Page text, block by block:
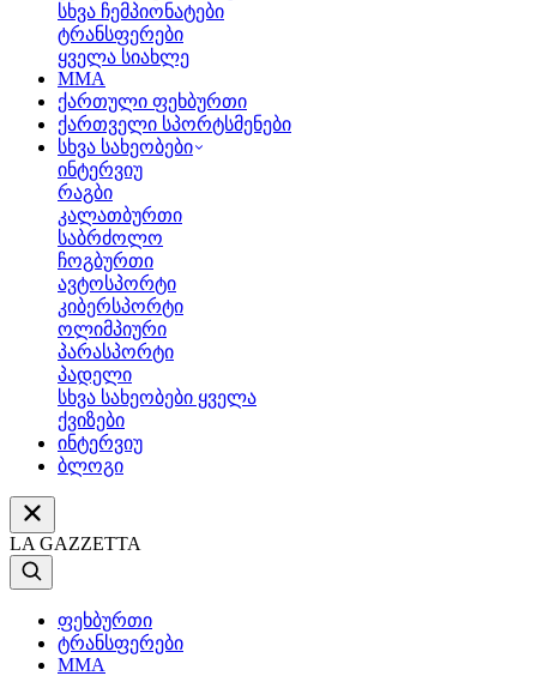
სხვა ჩემპიონატები
ტრანსფერები
ყველა სიახლე
MMA
ქართული ფეხბურთი
ქართველი სპორტსმენები
სხვა სახეობები
ინტერვიუ
რაგბი
კალათბურთი
საბრძოლო
ჩოგბურთი
ავტოსპორტი
კიბერსპორტი
ოლიმპიური
პარასპორტი
პადელი
სხვა სახეობები ყველა
ქვიზები
ინტერვიუ
ბლოგი
LA GAZZETTA
ფეხბურთი
ტრანსფერები
MMA